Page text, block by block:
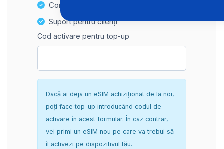
Configurare sigură și fără complicații
Suport pentru clienți
Cod activare pentru top-up
Dacă ai deja un eSIM achiziționat de la noi,
poți face top-up introducând codul de
activare în acest formular. În caz contrar,
vei primi un eSIM nou pe care va trebui să
îl activezi pe dispozitivul tău.